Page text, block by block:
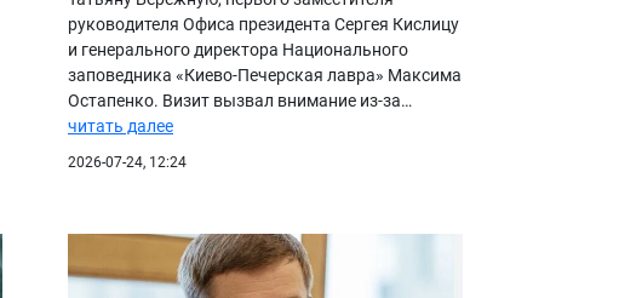
руководителя Офиса президента Сергея Кислицу
и генерального директора Национального
заповедника «Киево-Печерская лавра» Максима
Остапенко. Визит вызвал внимание из-за…
читать далее
2026-07-24, 12:24